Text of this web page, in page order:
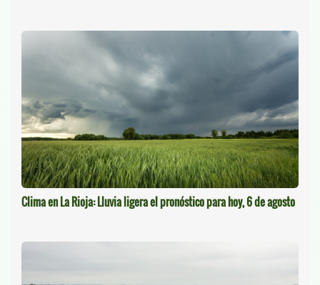
Clima en La Rioja: Lluvia ligera el pronóstico para hoy, 6 de agosto